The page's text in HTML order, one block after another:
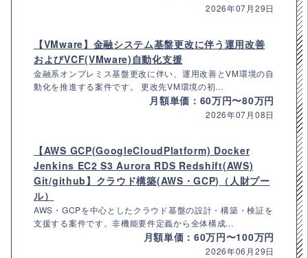
2026年07月29日
【VMware】金融システム基盤更改に伴う運用改善
およびVCF(VMware)自動化支援
金融系オンプレミス基盤更改に伴い、運用改善とVM環境の自
動化を推進する案件です。 更改先VM環境の初...
月額単価：60万円〜80万円
2026年07月08日
【AWS GCP(GoogleCloudPlatform) Docker
Jenkins EC2 S3 Aurora RDS Redshift(AWS)
Git/github】クラウド構築(AWS・GCP)（人財プー
ル）
AWS・GCPを中心としたクラウド基盤の設計・構築・検証を
支援する案件です。非機能要件定義から全体構成...
月額単価：60万円〜100万円
2026年06月29日